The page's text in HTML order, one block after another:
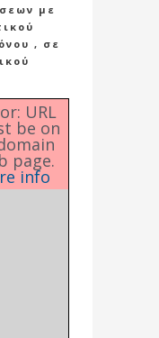
με
, σε
URL
be on
page.
info